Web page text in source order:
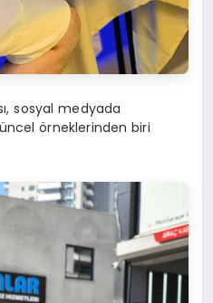
sosyal medyada
örneklerinden biri